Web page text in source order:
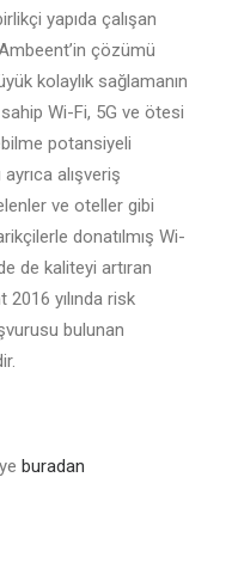
yapıda çalışan
çözümü
kolaylık sağlamanın
sahip Wi-Fi, 5G ve ötesi
potansiyeli
alışveriş
ve oteller gibi
donatılmış Wi-
de kaliteyi artıran
yılında risk
bulunan
buradan